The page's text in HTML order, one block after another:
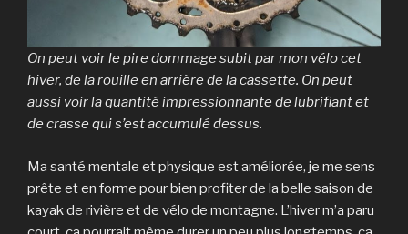
On peut voir le pire dommage subit par mon vélo cet
hiver, de la rouille en arrière de la cassette. On peut
aussi voir la quantité impressionnante de lubrifiant et
de crasse qui s’est accumulé dessus.
Ma santé mentale et physique est améliorée, je me sens
prête et en forme pour bien profiter de la belle saison de
kayak de rivière et de vélo de montagne. L’hiver m’a paru